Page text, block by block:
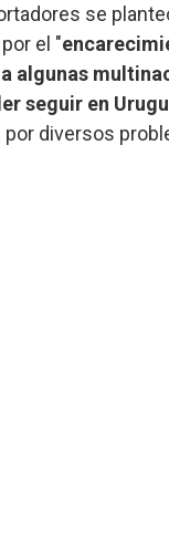
se
el "
a algunas
seguir en
diversos